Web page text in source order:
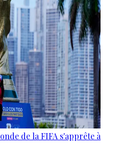
de la FIFA s'apprête à